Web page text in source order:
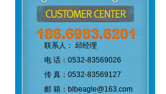
联系人： 邱经理
电 话：0532-83569026
传 真：0532-83569127
邮 箱：blbeagle@163.com